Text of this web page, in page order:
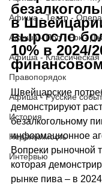
Афиша - Театр -
Афиша - Поп - Рок -
Афиша - Классическая
Правопорядок
Афиша - Русские
История
Недвижимость
Интервью
в
выросло
10% в 2024/
финансовом
Швейцарские
демонстрируют
безалкогольному
информационное
Вопреки рыночной
которая
рынке пива – в